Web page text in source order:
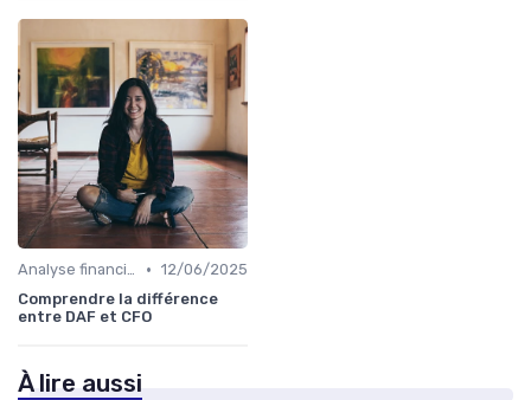
Analyse financière • 12/06/2025
Comprendre la différence
entre DAF et CFO
À lire aussi